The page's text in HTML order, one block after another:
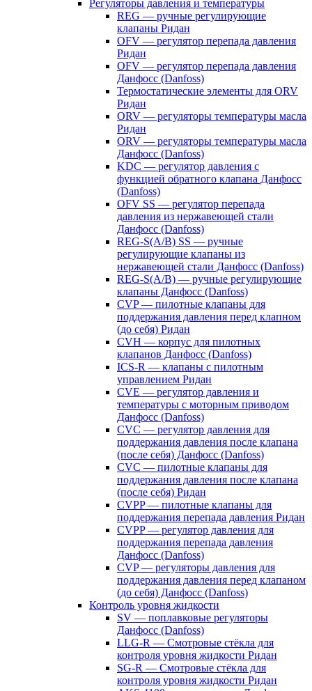
Регуляторы давления и температуры
REG — ручные регулирующие
клапаны Ридан
OFV — регулятор перепада давления
Ридан
OFV — регулятор перепада давления
Данфосс (Danfoss)
Термостатические элементы для ORV
Ридан
ORV — регуляторы температуры масла
Ридан
ORV — регуляторы температуры масла
Данфосс (Danfoss)
KDC — регулятор давления с
функцией обратного клапана Данфосс
(Danfoss)
OFV SS — регулятор перепада
давления из нержавеющей стали
Данфосс (Danfoss)
REG-S(A/B) SS — ручные
регулирующие клапаны из
нержавеющей стали Данфосс (Danfoss)
REG-S(A/B) — ручные регулирующие
клапаны Данфосс (Danfoss)
CVP — пилотные клапаны для
поддержания давления перед клапном
(до себя) Ридан
CVH — корпус для пилотных
клапанов Данфосс (Danfoss)
ICS-R — клапаны с пилотным
управлением Ридан
CVE — регулятор давления и
температуры с моторным приводом
Данфосс (Danfoss)
CVС — регулятор давления для
поддержания давления после клапана
(после себя) Данфосс (Danfoss)
CVС — пилотные клапаны для
поддержания давления после клапана
(после себя) Ридан
CVPP — пилотные клапаны для
поддержания перепада давления Ридан
CVPP — регулятор давления для
поддержания перепада давления
Данфосс (Danfoss)
CVP — регуляторы давления для
поддержания давления перед клапаном
(до себя) Данфосс (Danfoss)
Контроль уровня жидкости
SV — поплавковые регуляторы
Данфосс (Danfoss)
LLG-R — Смотровые стёкла для
контроля уровня жидкости Ридан
SG-R — Смотровые стёкла для
контроля уровня жидкости Ридан